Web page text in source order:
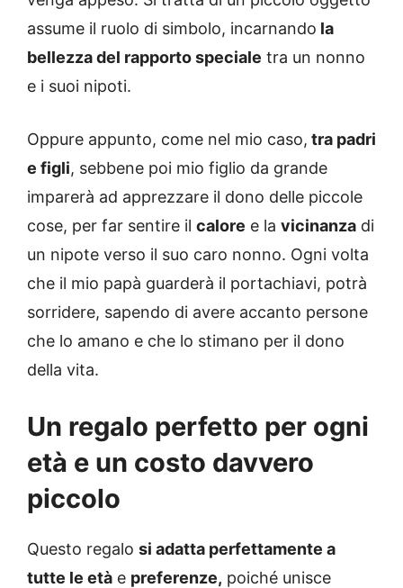
assume il ruolo di simbolo, incarnando la
bellezza del rapporto speciale tra un nonno
e i suoi nipoti.
Oppure appunto, come nel mio caso, tra padri
e figli, sebbene poi mio figlio da grande
imparerà ad apprezzare il dono delle piccole
cose, per far sentire il calore e la vicinanza di
un nipote verso il suo caro nonno. Ogni volta
che il mio papà guarderà il portachiavi, potrà
sorridere, sapendo di avere accanto persone
che lo amano e che lo stimano per il dono
della vita.
Un regalo perfetto per ogni
età e un costo davvero
piccolo
Questo regalo si adatta perfettamente a
tutte le età e preferenze, poiché unisce